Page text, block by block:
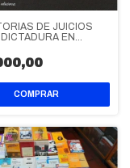
DE JUICIOS
EN